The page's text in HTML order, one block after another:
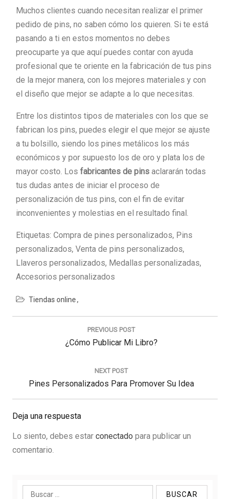
Muchos clientes cuando necesitan realizar el primer
pedido de pins, no saben cómo los quieren. Si te está
pasando a ti en estos momentos no debes
preocuparte ya que aquí puedes contar con ayuda
profesional que te oriente en la fabricación de tus pins
de la mejor manera, con los mejores materiales y con
el diseño que mejor se adapte a lo que necesitas.
Entre los distintos tipos de materiales con los que se
fabrican los pins, puedes elegir el que mejor se ajuste
a tu bolsillo, siendo los pines metálicos los más
económicos y por supuesto los de oro y plata los de
mayor costo. Los fabricantes de pins aclararán todas
tus dudas antes de iniciar el proceso de
personalización de tus pins, con el fin de evitar
inconvenientes y molestias en el resultado final.
Etiquetas: Compra de pines personalizados, Pins
personalizados, Venta de pins personalizados,
Llaveros personalizados, Medallas personalizadas,
Accesorios personalizados
Tiendas online
Navegación
PREVIOUS POST
Previous
¿Cómo Publicar Mi Libro?
NEXT POST
Next
Post:
Pines Personalizados Para Promover Su Idea
Deja una respuesta
Lo siento, debes estar conectado para publicar un
comentario.
Buscar: